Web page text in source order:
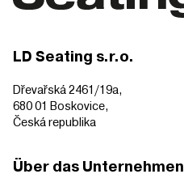
LD Seating s.r.o.
Dřevařská 2461/19a,
680 01 Boskovice,
Česká republika
Über das Unternehmen